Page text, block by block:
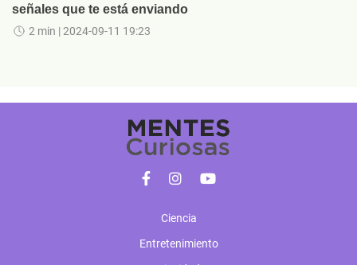
señales que te está enviando
2 min | 2024-09-11 19:23
Ciencia
Entretenimiento